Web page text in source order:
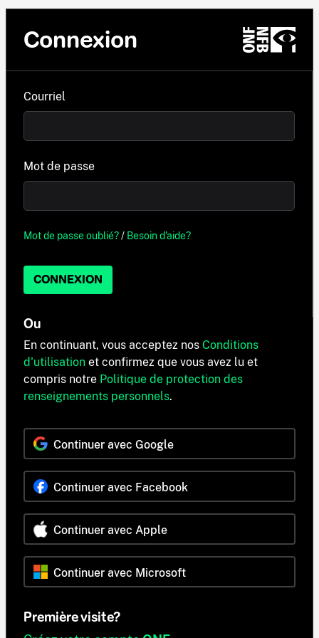
Connexion
Courriel
Mot de passe
Mot de passe oublié?/ Besoin d'aide?
CONNEXION
Ou
En continuant, vous acceptez nos Conditions
d'utilisation et confirmez que vous avez lu et
compris notre Politique de protection des
renseignements personnels.
Continuer avec Google
Continuer avec Facebook
Continuer avec Apple
Continuer avec Microsoft
Première visite?